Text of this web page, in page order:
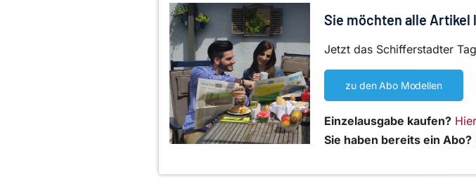
Sie möchten alle Artikel
Jetzt das Schifferstadter
zu den Abo Modellen
Einzelausgabe kaufen?
Sie haben bereits ein Abo?